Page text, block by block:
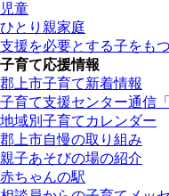
児童
ひとり親家庭
支援を必要とする子をも
子育て応援情報
郡上市子育て新着情報
子育て支援センター通信
地域別子育てカレンダー
郡上市自慢の取り組み
親子あそびの場の紹介
赤ちゃんの駅